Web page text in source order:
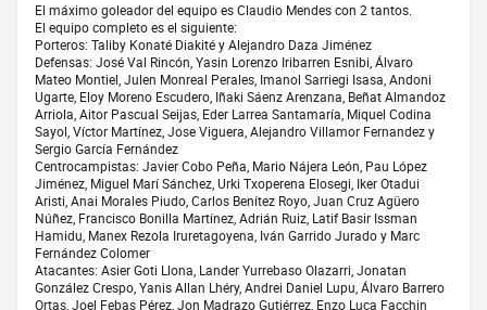
El máximo goleador del equipo es Claudio Mendes con 2 tantos.
El equipo completo es el siguiente:
Porteros: Taliby Konaté Diakité y Alejandro Daza Jiménez
Defensas: José Val Rincón, Yasin Lorenzo Iribarren Esnibi, Álvaro
Mateo Montiel, Julen Monreal Perales, Imanol Sarriegi Isasa, Andoni
Ugarte, Eloy Moreno Escudero, Iñaki Sáenz Arenzana, Beñat Almandoz
Arriola, Aitor Pascual Seijas, Eder Larrea Santamaría, Miquel Codina
Sayol, Víctor Martínez, Jose Viguera, Alejandro Villamor Fernandez y
Sergio García Fernández
Centrocampistas: Javier Cobo Peña, Mario Nájera León, Pau López
Jiménez, Miguel Marí Sánchez, Urki Txoperena Elosegi, Iker Otadui
Aristi, Anai Morales Piudo, Carlos Benítez Royo, Juan Cruz Agüero
Núñez, Francisco Bonilla Martínez, Adrián Ruiz, Latif Basir Issman
Hamidu, Manex Rezola Iruretagoyena, Iván Garrido Jurado y Marc
Fernández Colomer
Atacantes: Asier Goti Llona, Lander Yurrebaso Olazarri, Jonatan
González Crespo, Yanis Allan Lhéry, Andrei Daniel Lupu, Álvaro Barrero
Ortas, Joel Febas Pérez, Jon Madrazo Gutiérrez, Enzo Luca Facchin